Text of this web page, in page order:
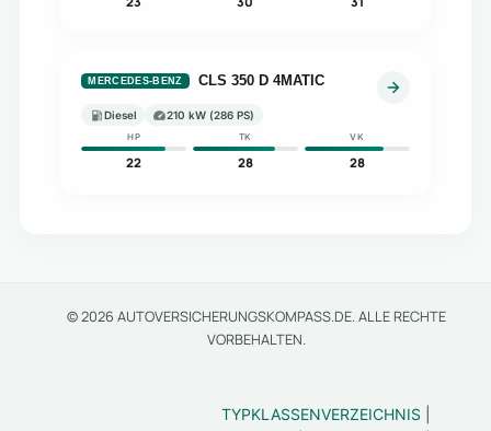
MERCEDES-BENZ CLS 350 D 4MATIC
Diesel 210 kW (286 PS)
HP
22
TK
28
VK
28
© 2026 AUTOVERSICHERUNGSKOMPASS.DE. ALLE RECHTE
VORBEHALTEN.
TYPKLASSENVERZEICHNIS